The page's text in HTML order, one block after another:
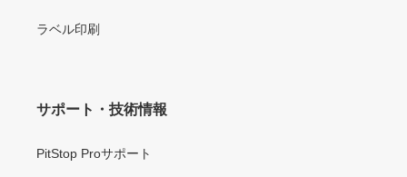
ラベル印刷
サポート・技術情報
PitStop Proサポート